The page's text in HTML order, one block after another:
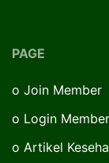
PAGE
o Join Member
o Login
o Artikel